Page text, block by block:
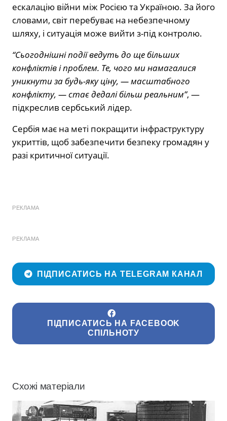
ескалацію війни між Росією та Україною. За його
словами, світ перебуває на небезпечному
шляху, і ситуація може вийти з-під контролю.
“Сьогоднішні події ведуть до ще більших
конфліктів і проблем. Те, чого ми намагалися
уникнути за будь-яку ціну, — масштабного
конфлікту, — стає дедалі більш реальним”, —
підкреслив сербський лідер.
Сербія має на меті покращити інфраструктуру
укриттів, щоб забезпечити безпеку громадян у
разі критичної ситуації.
РЕКЛАМА
РЕКЛАМА
ПІДПИСАТИСЬ НА TELEGRAM КАНАЛ
ПІДПИСАТИСЬ НА FACEBOOK
СПІЛЬНОТУ
Схожі матеріали